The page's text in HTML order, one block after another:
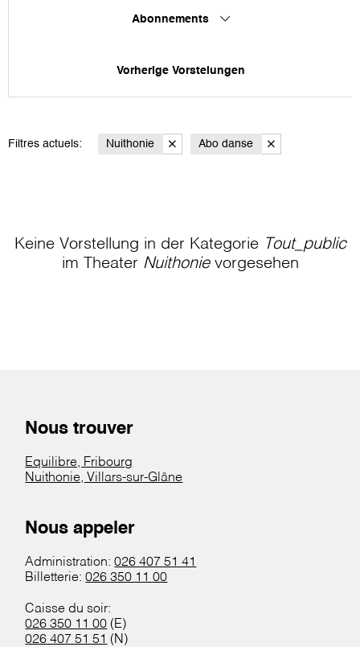
Abonnements
Vorherige Vorstelungen
Filtres actuels: Nuithonie Abo danse
Keine Vorstellung in der Kategorie Tout_public
im Theater Nuithonievorgesehen
Nous trouver
Equilibre, Fribourg
Nuithonie, Villars-sur-Glâne
Nous appeler
Administration:026 407 51 41
Billetterie:026 350 11 00
Caisse du soir:
026 350 11 00 (E)
026 407 51 51 (N)